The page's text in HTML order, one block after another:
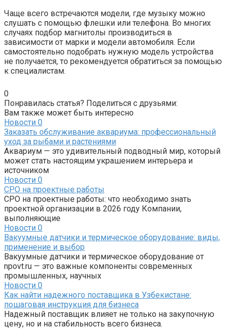
Чаще всего встречаются модели, где музыку можно
слушать с помощью флешки или телефона. Во многих
случаях подбор магнитолы производиться в
зависимости от марки и модели автомобиля. Если
самостоятельно подобрать нужную модель устройства
не получается, то рекомендуется обратиться за помощью
к специалистам.
0
Понравилась статья? Поделиться с друзьями:
Вам также может быть интересно
Новости 0
Заказать обслуживание аквариума: профессиональный
уход за рыбами и растениями
Аквариум — это удивительный подводный мир, который
может стать настоящим украшением интерьера и
источником
Новости 0
СРО на проектные работы
СРО на проектные работы: что необходимо знать
проектной организации в 2026 году Компании,
выполняющие
Новости 0
Вакуумные датчики и термическое оборудование: виды,
применение и выбор
Вакуумные датчики и термическое оборудование от
npovt.ru — это важные компоненты современных
промышленных, научных
Новости 0
Как найти надежного поставщика в Узбекистане:
пошаговая инструкция для бизнеса
Надежный поставщик влияет не только на закупочную
цену, но и на стабильность всего бизнеса.